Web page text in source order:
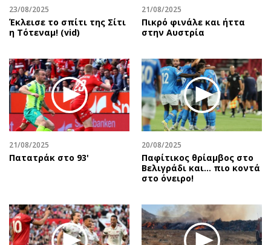
23/08/2025
Έκλεισε το σπίτι της Σίτι
η Τότεναμ! (vid)
21/08/2025
Πικρό φινάλε και ήττα
στην Αυστρία
21/08/2025
Πατατράκ στο 93'
20/08/2025
Παφίτικος θρίαμβος στο
Βελιγράδι και... πιο κοντά
στο όνειρο!